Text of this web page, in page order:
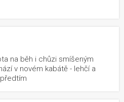
na běh i chůzi smíšeným
v novém kabátě - lehčí a